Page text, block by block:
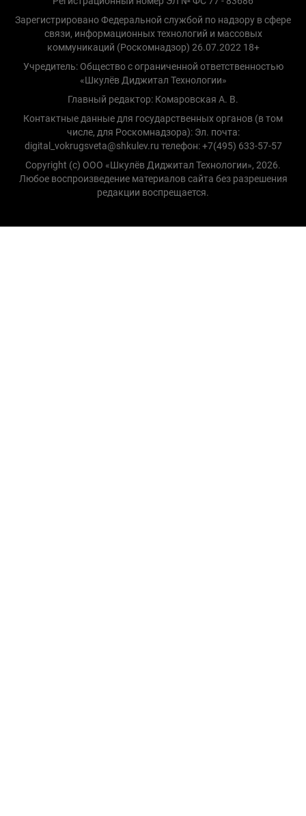
Зарегистрировано Федеральной службой по надзору в сфере
связи, информационных технологий и массовых
коммуникаций (Роскомнадзор) 26.07.2022 18+
Учредитель: Общество с ограниченной ответственностью
«Шкулёв Диджитал Технологии»
Главный редактор: Комаровская А. В.
Контактные данные для государственных органов (в том
числе, для Роскомнадзора): Эл. почта:
digital_vokrugsveta@shkulev.ru телефон: +7(495) 633-57-57
Copyright (с) ООО «Шкулёв Диджитал Технологии», 2026.
Любое воспроизведение материалов сайта без разрешения
редакции воспрещается.